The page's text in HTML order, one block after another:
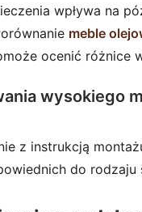
wpływa na
meble
ocenić różnice
wysokiego
z instrukcją
do rodzaju